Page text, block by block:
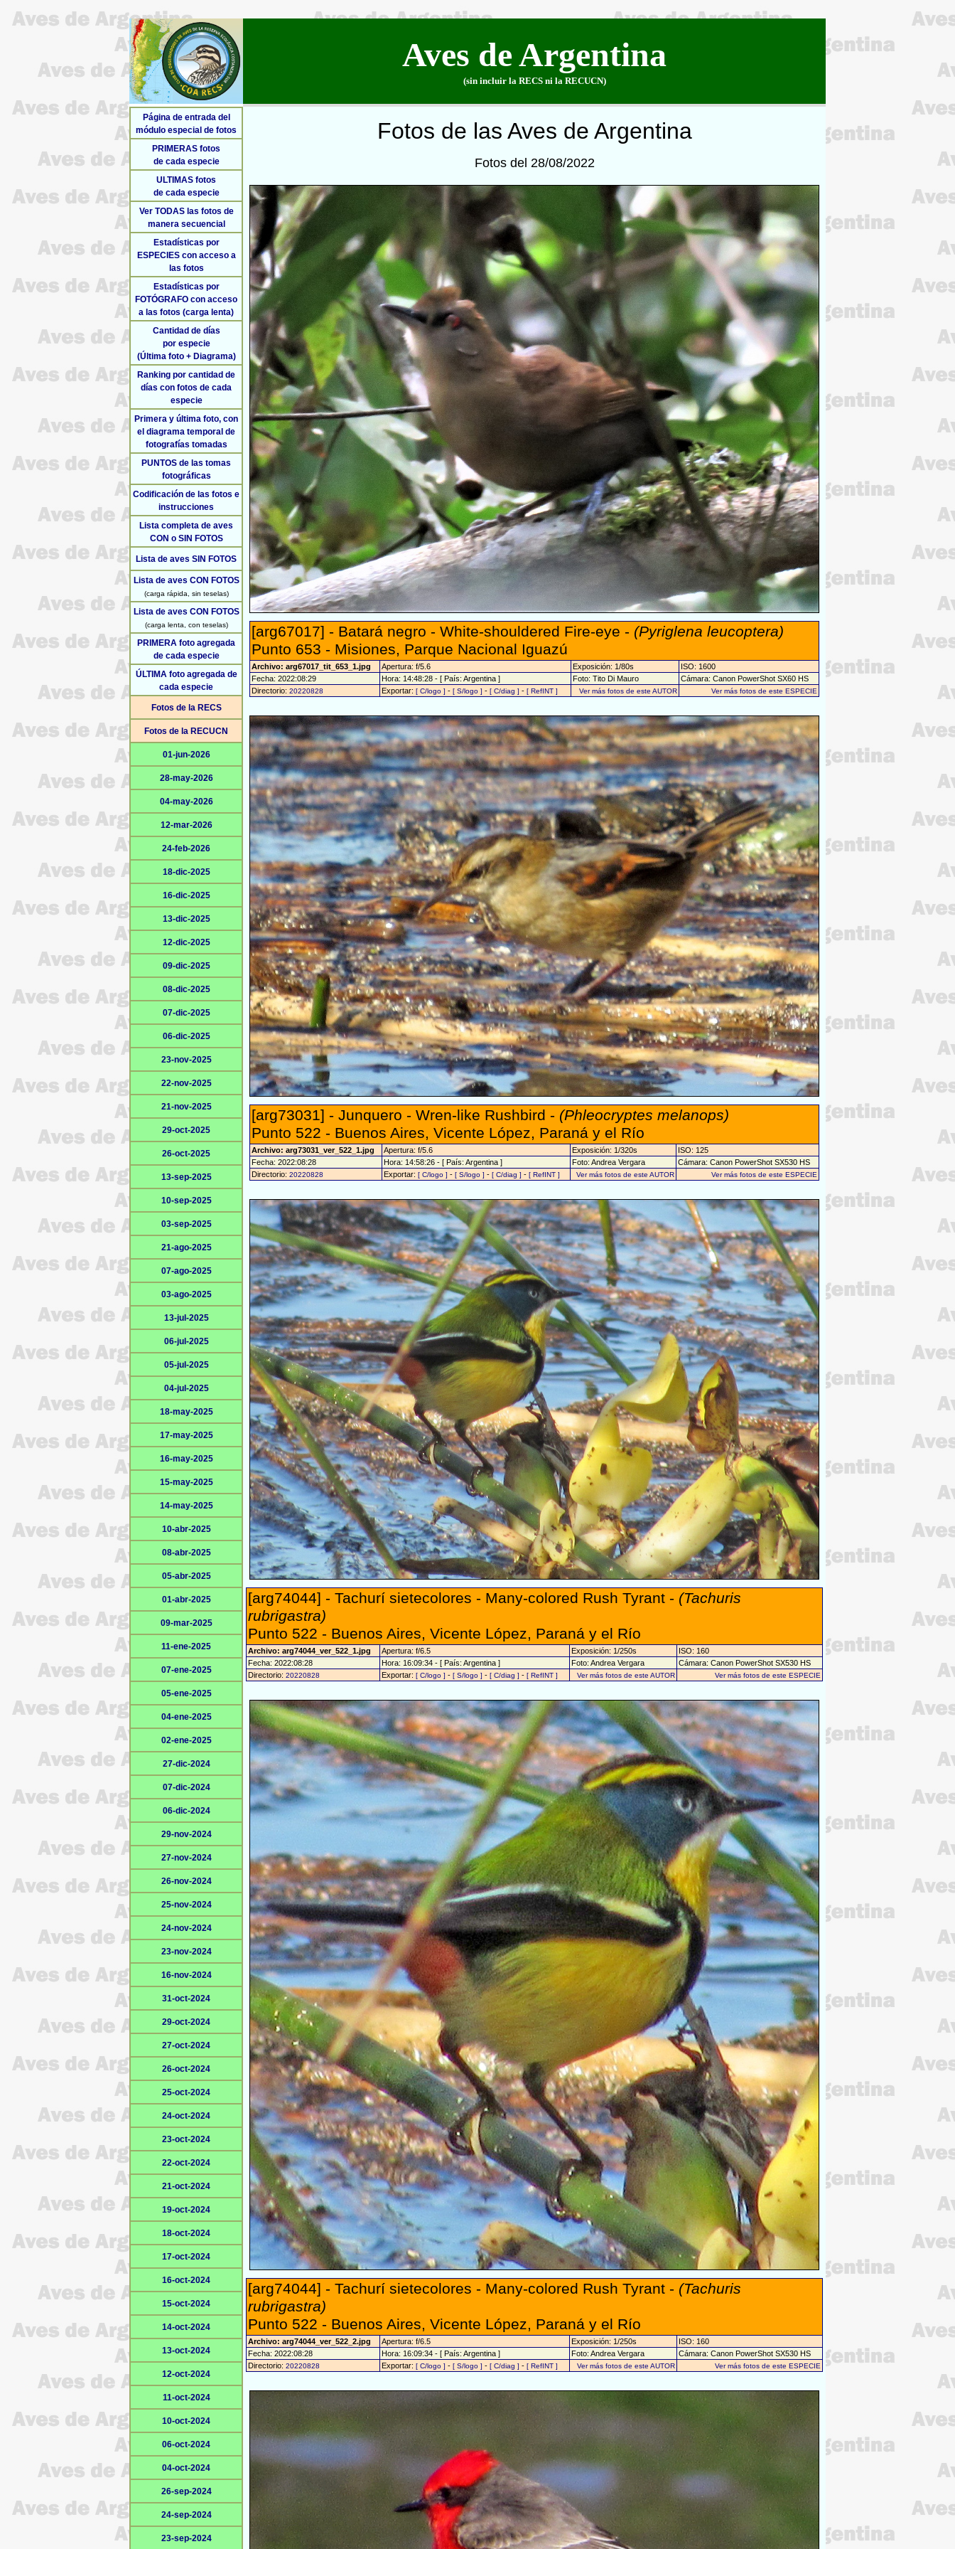
Aves de Argentina
(sin incluir la RECS ni la RECUCN)
Página de entrada del
módulo especial de fotos
PRIMERAS fotos
de cada especie
ULTIMAS fotos
de cada especie
Ver TODAS las fotos de
manera secuencial
Estadísticas por
ESPECIES con acceso a
las fotos
Estadísticas por
FOTÓGRAFO con acceso
a las fotos (carga lenta)
Cantidad de días
por especie
(Última foto + Diagrama)
Ranking por cantidad de
días con fotos de cada
especie
Primera y última foto, con
el diagrama temporal de
fotografías tomadas
PUNTOS de las tomas
fotográficas
Codificación de las fotos e
instrucciones
Lista completa de aves
CON o SIN FOTOS
Lista de aves SIN FOTOS
Lista de aves CON FOTOS
(carga rápida, sin teselas)
Lista de aves CON FOTOS
(carga lenta, con teselas)
PRIMERA foto agregada
de cada especie
ÚLTIMA foto agregada de
cada especie
Fotos de la RECS
Fotos de la RECUCN
01-jun-2026
28-may-2026
04-may-2026
12-mar-2026
24-feb-2026
18-dic-2025
16-dic-2025
13-dic-2025
12-dic-2025
09-dic-2025
08-dic-2025
07-dic-2025
06-dic-2025
23-nov-2025
22-nov-2025
21-nov-2025
29-oct-2025
26-oct-2025
13-sep-2025
10-sep-2025
03-sep-2025
21-ago-2025
07-ago-2025
03-ago-2025
13-jul-2025
06-jul-2025
05-jul-2025
04-jul-2025
18-may-2025
17-may-2025
16-may-2025
15-may-2025
14-may-2025
10-abr-2025
08-abr-2025
05-abr-2025
01-abr-2025
09-mar-2025
11-ene-2025
07-ene-2025
05-ene-2025
04-ene-2025
02-ene-2025
27-dic-2024
07-dic-2024
06-dic-2024
29-nov-2024
27-nov-2024
26-nov-2024
25-nov-2024
24-nov-2024
23-nov-2024
16-nov-2024
31-oct-2024
29-oct-2024
27-oct-2024
26-oct-2024
25-oct-2024
24-oct-2024
23-oct-2024
22-oct-2024
21-oct-2024
19-oct-2024
18-oct-2024
17-oct-2024
16-oct-2024
15-oct-2024
14-oct-2024
13-oct-2024
12-oct-2024
11-oct-2024
10-oct-2024
06-oct-2024
04-oct-2024
26-sep-2024
24-sep-2024
23-sep-2024
Fotos de las Aves de Argentina
Fotos del 28/08/2022
[arg67017] - Batará negro - White-shouldered Fire-eye - (Pyriglena leucoptera)
Punto 653 - Misiones, Parque Nacional Iguazú
Archivo: arg67017_tit_653_1.jpg Apertura: f/5.6 Exposición: 1/80s
ISO: 1600
Fecha: 2022:08:29
Hora: 14:48:28 - [ País: Argentina ] Foto: Tito Di Mauro
Cámara: Canon PowerShot SX60 HS
Directorio: 20220828 Exportar: [ C/logo ] - [ S/logo ] - [ C/diag ] - [ RefINT ] Ver más fotos de este AUTOR Ver más fotos de este ESPECIE
[arg73031] - Junquero - Wren-like Rushbird - (Phleocryptes melanops)
Punto 522 - Buenos Aires, Vicente López, Paraná y el Río
Archivo: arg73031_ver_522_1.jpg Apertura: f/5.6 Exposición: 1/320s
ISO: 125
Fecha: 2022:08:28
Hora: 14:58:26 - [ País: Argentina ] Foto: Andrea Vergara
Cámara: Canon PowerShot SX530 HS
Directorio: 20220828 Exportar: [ C/logo ] - [ S/logo ] - [ C/diag ] - [ RefINT ] Ver más fotos de este AUTOR Ver más fotos de este ESPECIE
[arg74044] - Tachurí sietecolores - Many-colored Rush Tyrant - (Tachuris
rubrigastra)
Punto 522 - Buenos Aires, Vicente López, Paraná y el Río
Archivo: arg74044_ver_522_1.jpg Apertura: f/6.5 Exposición: 1/250s
ISO: 160
Fecha: 2022:08:28
Hora: 16:09:34 - [ País: Argentina ] Foto: Andrea Vergara
Cámara: Canon PowerShot SX530 HS
Directorio: 20220828 Exportar: [ C/logo ] - [ S/logo ] - [ C/diag ] - [ RefINT ] Ver más fotos de este AUTOR Ver más fotos de este ESPECIE
[arg74044] - Tachurí sietecolores - Many-colored Rush Tyrant - (Tachuris
rubrigastra)
Punto 522 - Buenos Aires, Vicente López, Paraná y el Río
Archivo: arg74044_ver_522_2.jpg Apertura: f/6.5 Exposición: 1/250s
ISO: 160
Fecha: 2022:08:28
Hora: 16:09:34 - [ País: Argentina ] Foto: Andrea Vergara
Cámara: Canon PowerShot SX530 HS
Directorio: 20220828 Exportar: [ C/logo ] - [ S/logo ] - [ C/diag ] - [ RefINT ] Ver más fotos de este AUTOR Ver más fotos de este ESPECIE